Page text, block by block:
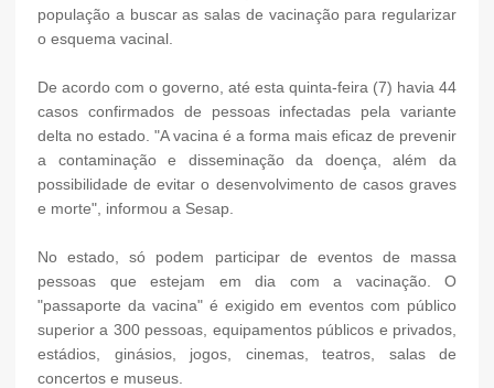
população a buscar as salas de vacinação para regularizar
o esquema vacinal.
De acordo com o governo, até esta quinta-feira (7) havia 44
casos confirmados de pessoas infectadas pela variante
delta no estado. "A vacina é a forma mais eficaz de prevenir
a contaminação e disseminação da doença, além da
possibilidade de evitar o desenvolvimento de casos graves
e morte", informou a Sesap.
No estado, só podem participar de eventos de massa
pessoas que estejam em dia com a vacinação. O
"passaporte da vacina" é exigido em eventos com público
superior a 300 pessoas, equipamentos públicos e privados,
estádios, ginásios, jogos, cinemas, teatros, salas de
concertos e museus.